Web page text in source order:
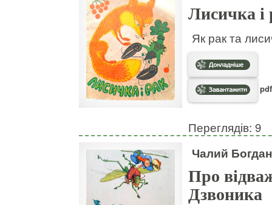
Лисичка і
Як рак та
Переглядів: 9
Чалий
Про
Дзвоника